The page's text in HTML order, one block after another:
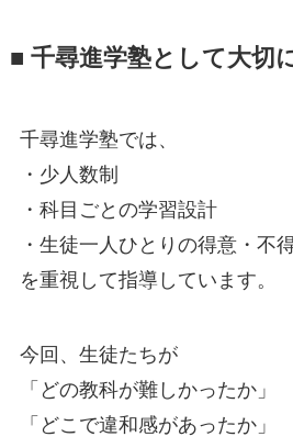
■ 千尋進学塾として大切
千尋進学塾では、
・少人数制
・科目ごとの学習設計
・生徒一人ひとりの得意・不
を重視して指導しています。
今回、生徒たちが
「どの教科が難しかったか」
「どこで違和感があったか」